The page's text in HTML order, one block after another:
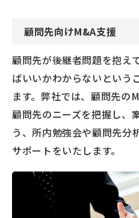
顧問先向けM&A支援
顧問先が後継者問題を抱え
ばいいかわからないという
ます。弊社では、顧問先の
顧問先のニーズを把握し、
う、所内勉強会や顧問先分
サポートをいたします。